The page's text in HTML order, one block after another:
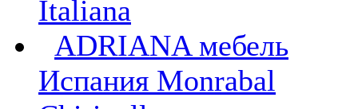
Italiana
ADRIANA мебель
Испания Monrabal